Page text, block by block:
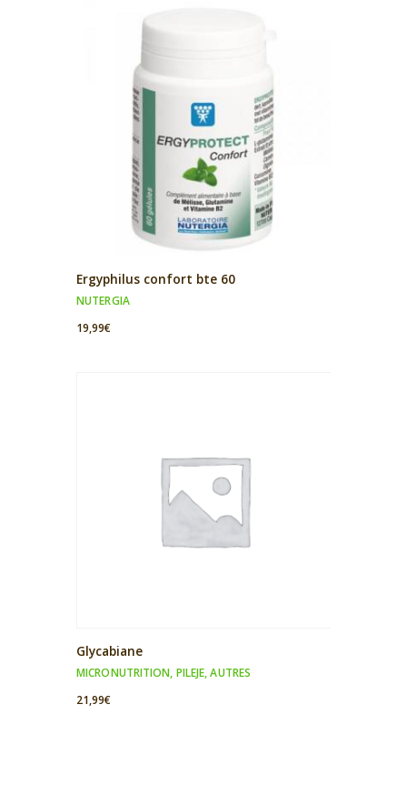
Ergyphilus confort bte 60
NUTERGIA
19,99€
Glycabiane
MICRONUTRITION, PILEJE,AUTRES
21,99€